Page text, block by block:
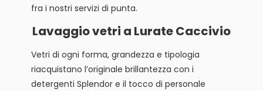
fra i nostri servizi di punta.
Lavaggio vetri a Lurate Caccivio
Vetri di ogni forma, grandezza e tipologia
riacquistano l’originale brillantezza con i
detergenti Splendor e il tocco di personale